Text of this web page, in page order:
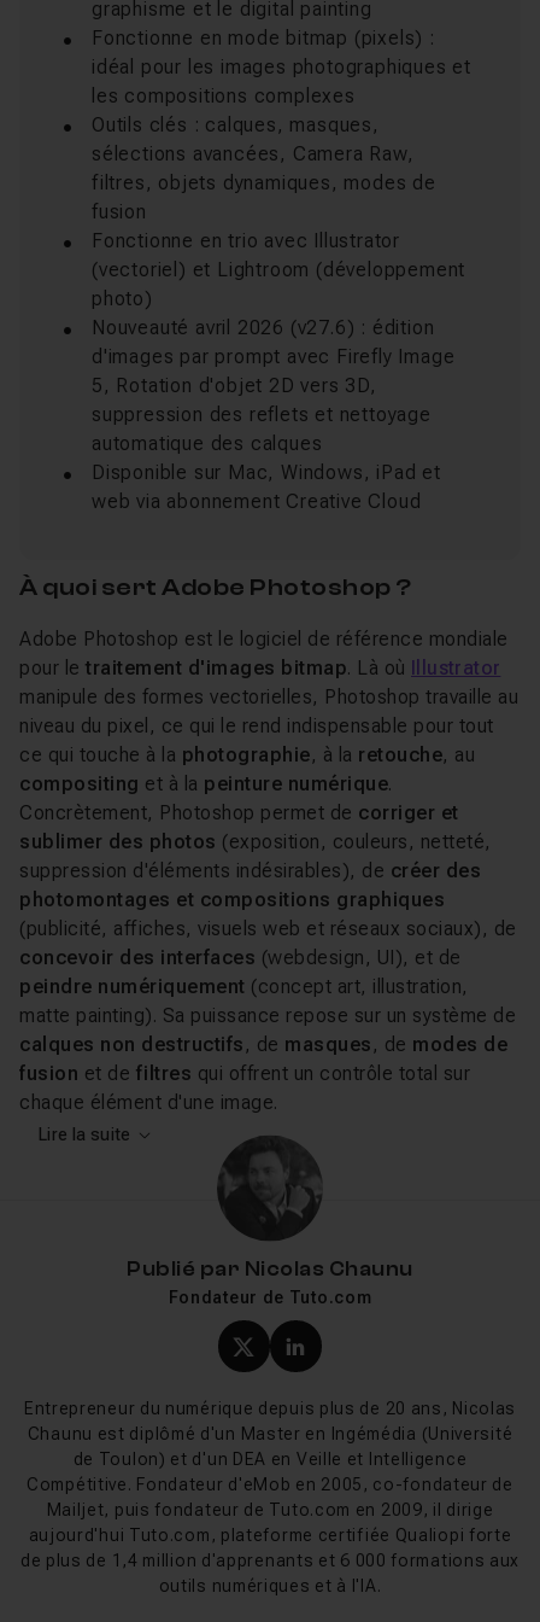
graphisme et le digital painting
Fonctionne en mode bitmap (pixels) :
idéal pour les images photographiques et
les compositions complexes
Outils clés : calques, masques,
sélections avancées, Camera Raw,
filtres, objets dynamiques, modes de
fusion
Fonctionne en trio avec Illustrator
(vectoriel) et Lightroom (développement
photo)
Nouveauté avril 2026 (v27.6) : édition
d'images par prompt avec Firefly Image
5, Rotation d'objet 2D vers 3D,
suppression des reflets et nettoyage
automatique des calques
Disponible sur Mac, Windows, iPad et
web via abonnement Creative Cloud
À quoi sert Adobe Photoshop ?
Adobe Photoshop est le logiciel de référence mondiale
pour le traitement d'images bitmap. Là où Illustrator
manipule des formes vectorielles, Photoshop travaille au
niveau du pixel, ce qui le rend indispensable pour tout
ce qui touche à la photographie, à la retouche, au
compositing et à la peinture numérique.
Concrètement, Photoshop permet de corriger et
sublimer des photos (exposition, couleurs, netteté,
suppression d'éléments indésirables), de créer des
photomontages et compositions graphiques
(publicité, affiches, visuels web et réseaux sociaux), de
concevoir des interfaces (webdesign, UI), et de
peindre numériquement (concept art, illustration,
matte painting). Sa puissance repose sur un système de
calques non destructifs , de masques , de modes de
fusion et de filtres qui offrent un contrôle total sur
chaque élément d'une image.
Photoshop s'adresse aussi bien aux photographes
professionnels qu'aux graphistes, directeurs artistiques,
community managers, e-commerçants ou créatifs en
reconversion. Disponible sur Mac, Windows, iPad et
même en version web, il s'intègre dans l'écosystème
Creative Cloud aux côtés de Lightroom (pour le
développement RAW), Illustrator (pour le vectoriel) et
InDesign (pour la mise en page).
Photoshop en 2025-2026 : les
nouveautés IA à connaître
Photoshop 2026 (v27) marque un tournant.
L'intelligence artificielle n'est plus un gadget annexe :
elle s'intègre au cœur du workflow créatif. La version
27.6, sortie fin avril 2026, accélère encore cette
bascule. Voici ce qui change concrètement et pourquoi
Lire la suite
Publié par Nicolas Chaunu
Fondateur de Tuto.com
Profil X (twitter) de
Profil LinkedIn de
Entrepreneur du numérique depuis plus de 20 ans, Nicolas
Chaunu est diplômé d'un Master en Ingémédia (Université
de Toulon) et d'un DEA en Veille et Intelligence
Compétitive. Fondateur d'eMob en 2005, co-fondateur de
Mailjet, puis fondateur de Tuto.com en 2009, il dirige
aujourd'hui Tuto.com, plateforme certifiée Qualiopi forte
de plus de 1,4 million d'apprenants et 6 000 formations aux
outils numériques et à l'IA.